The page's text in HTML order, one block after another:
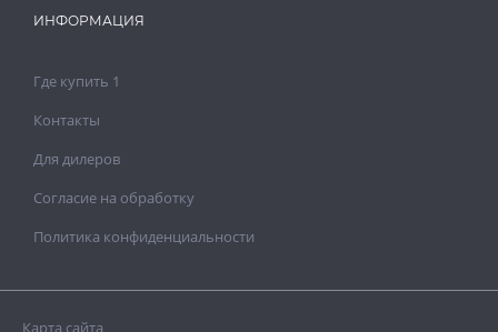
ИНФОРМАЦИЯ
Где купить 1
Контакты
Для дилеров
Согласие на обработку
Политика конфиденциальности
Карта сайта